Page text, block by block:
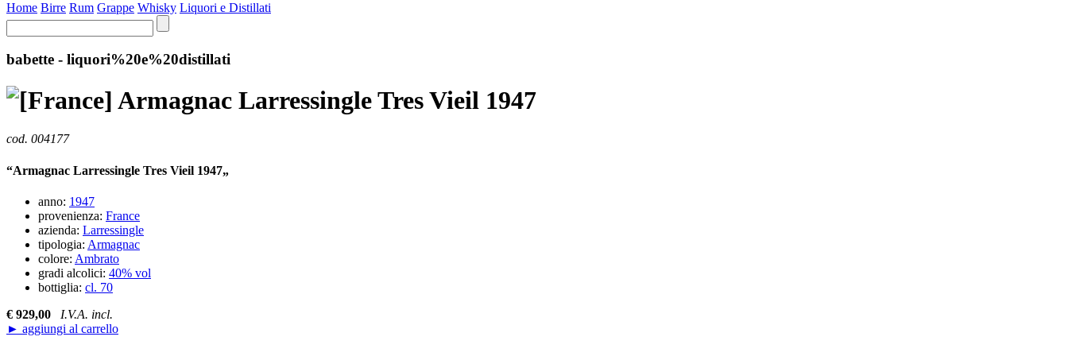
Home Birre Rum Grappe Whisky Liquori e Distillati
babette - liquori%20e%20distillati
Armagnac Larressingle Tres Vieil 1947
cod. 004177
“Armagnac Larressingle Tres Vieil 1947„
anno: 1947
provenienza: France
azienda: Larressingle
tipologia: Armagnac
colore: Ambrato
gradi alcolici: 40% vol
bottiglia: cl. 70
€ 929,00
I.V.A. incl.
► aggiungi al carrello